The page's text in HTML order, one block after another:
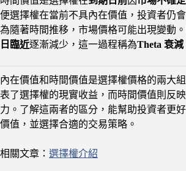
便選擇權在當前不具內在價值，投資者仍
為隨著時間推移，市場價格可能出現變動
日臨近逐漸減少，這一過程稱為Theta 衰減
內在價值和時間價值是選擇權價格的兩大
表了選擇權的現實收益，而時間價值則反
力。了解這兩者的區分，能幫助投資者更
價值，並選擇合適的交易策略。
相關文章： 選擇權介紹